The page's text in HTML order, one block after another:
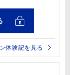
体験記を見る